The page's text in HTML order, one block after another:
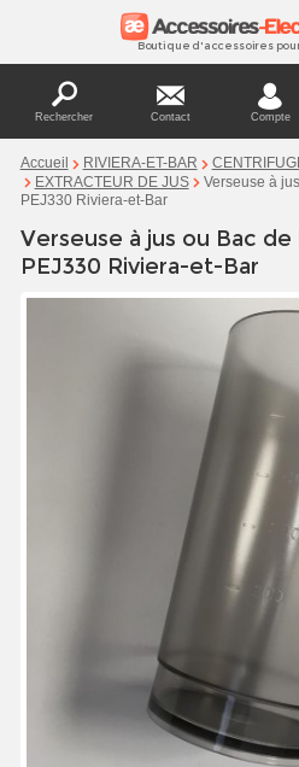
Boutique d'accessoires
Rechercher Contact Compte
Accueil RIVIERA-ET-BAR
EXTRACTEUR DE JUS
Verseuse à
PEJ330 Riviera-et-Bar
Verseuse à jus ou Bac
PEJ330 Riviera-et-Bar